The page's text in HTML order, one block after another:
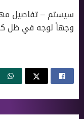
سيستم – تفاصيل
وجهاً لوجه في ظل